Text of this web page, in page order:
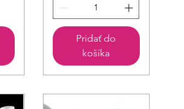
Pridať do
košíka